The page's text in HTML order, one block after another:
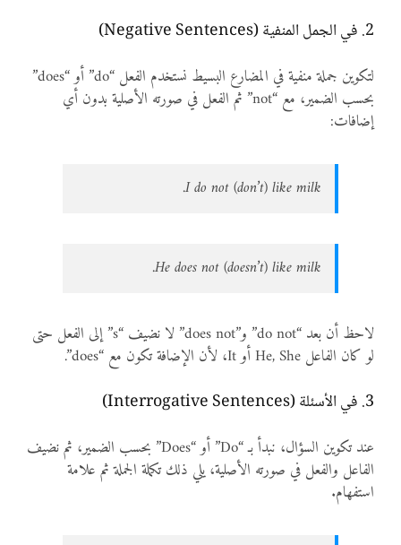
2. في الجمل المنفية (Negative Sentences)
لتكوين جملة منفية في المضارع البسيط نستخدم الفعل “do” أو “does”
بحسب الضمير، مع “not” ثم الفعل في صورته الأصلية بدون أي
إضافات:
I do not (don’t) like milk.
He does not (doesn’t) like milk.
لاحظ أن بعد “do not” و”does not” لا نضيف “s” إلى الفعل حتى
لو كان الفاعل He, She أو It، لأن الإضافة تكون مع “does”.
3. في الأسئلة (Interrogative Sentences)
عند تكوين السؤال، نبدأ بـ “Do” أو “Does” بحسب الضمير، ثم نضيف
الفاعل والفعل في صورته الأصلية، يلي ذلك تكملة الجملة ثم علامة
استفهام.